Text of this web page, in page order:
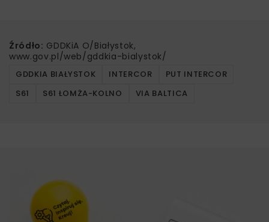
Źródło: GDDKiA O/Białystok,
www.gov.pl/web/gddkia-bialystok/
GDDKIA BIAŁYSTOK INTERCOR
PUT INTERCOR
S61
S61 ŁOMŻA-KOLNO VIA BALTICA